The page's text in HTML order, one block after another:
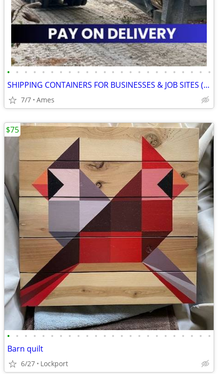
• • • • • • • • • • • • • • • • • • • • • • • •
SHIPPING CONTAINERS FOR BUSINESSES & JOB SITES (385) 446-6148
7/7 Ames
• • • • • • • • • • • • • • • • • • • • • • • •
Barn quilt
6/27 Lockport
$75